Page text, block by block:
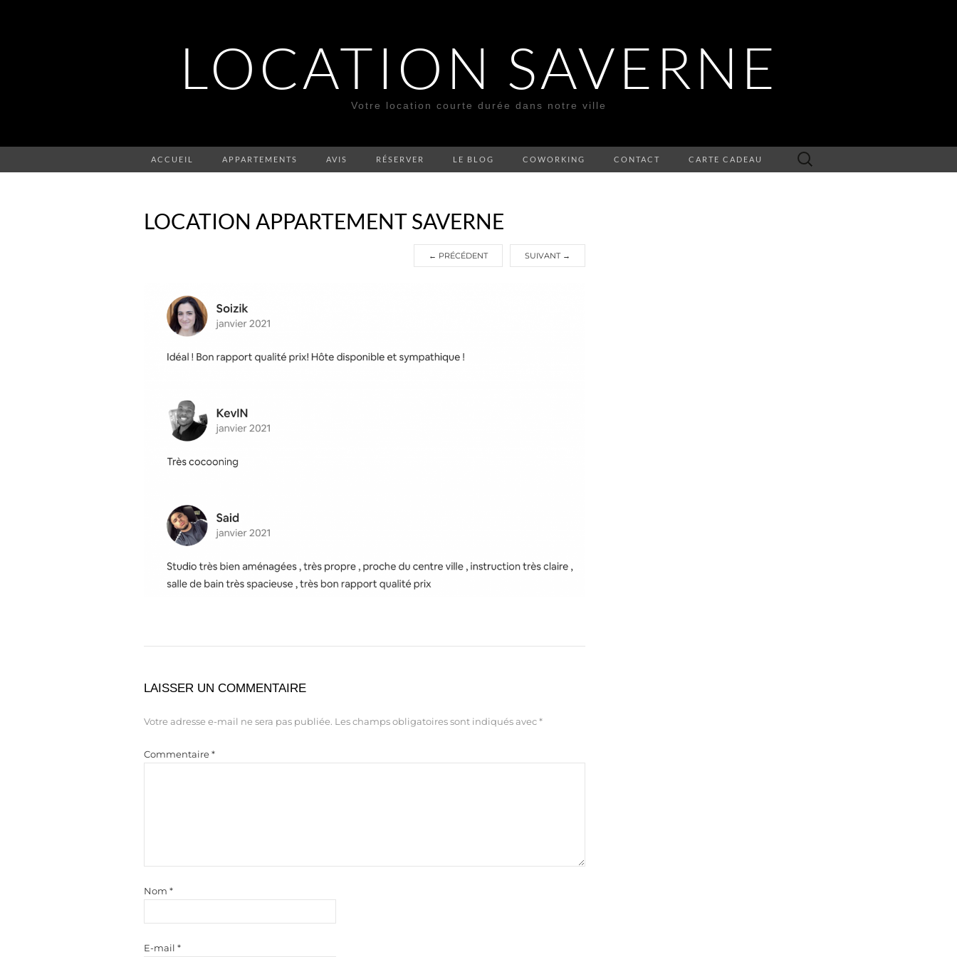
LOCATION SAVERNE
Votre location courte durée dans notre ville
ACCUEIL APPARTEMENTS AVIS RÉSERVER LE BLOG COWORKING CONTACT CARTE CADEAU Rechercher :
LOCATION APPARTEMENT SAVERNE
← PRÉCÉDENT SUIVANT →
LAISSER UN COMMENTAIRE
Votre adresse e-mail ne sera pas publiée. Les champs obligatoires sont indiqués avec*
Commentaire*
Nom *
E-mail *